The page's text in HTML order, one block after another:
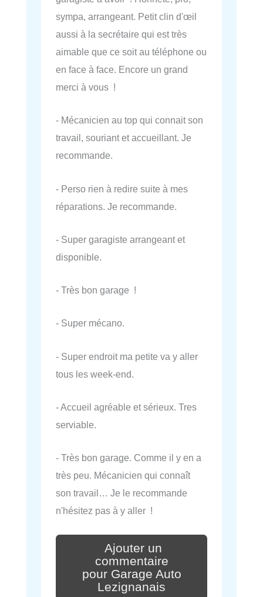
sympa, arrangeant. Petit clin d'œil
aussi à la secrétaire qui est très
aimable que ce soit au téléphone ou
en face à face. Encore un grand
merci à vous !
- Mécanicien au top qui connait son
travail, souriant et accueillant. Je
recommande.
- Perso rien à redire suite à mes
réparations. Je recommande.
- Super garagiste arrangeant et
disponible.
- Très bon garage !
- Super mécano.
- Super endroit ma petite va y aller
tous les week-end.
- Accueil agréable et sérieux. Tres
serviable.
- Très bon garage. Comme il y en a
très peu. Mécanicien qui connaît
son travail… Je le recommande
n'hésitez pas à y aller !
Ajouter un
commentaire
pour Garage Auto
Lezignanais